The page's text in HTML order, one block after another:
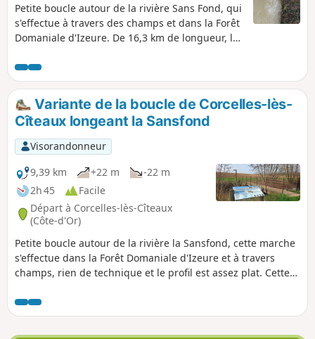
Petite boucle autour de la rivière Sans Fond, qui
s'effectue à travers des champs et dans la Forêt
Domaniale d'Izeure. De 16,3 km de longueur, la
230 m d’altitude et se jette dans la Vouge au
niveau de l'Abbaye de Cîteaux sur le territoire
de Saint-Nicolas-lès-Cîteaux à 193 m d’altitude.
Variante de la boucle de Corcelles-lès-
Cîteaux longeant la Sansfond
Visorandonneur
9,39 km
+22 m
-22 m
2h 45
Facile
Départ à Corcelles-lès-Cîteaux
(Côte-d'Or)
Petite boucle autour de la rivière la Sansfond, cette marche
s'effectue dans la Forêt Domaniale d'Izeure et à travers
champs, rien de technique et le profil est assez plat. Cette
Noiron-sous-Gevrey, maintenant qu'une passerelle permet
de franchir ce cours d'eau sans risque pour rejoindre
Corcelles-lès-Cîteaux. Bonne balade idéale pour tous.